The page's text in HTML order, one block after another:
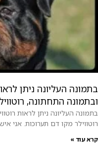
בתמונה העליונה ניתן
ובתמונה התחתונה,
בתמונה העליונה ניתן לראות
רוטווילר מקו דם תערוכות. אני
קרא עוד »